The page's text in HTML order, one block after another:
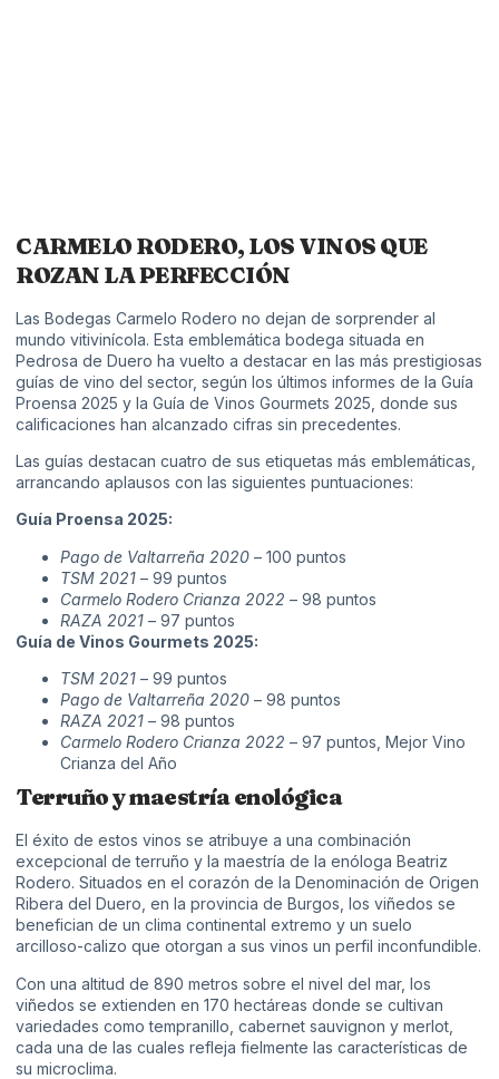
CARMELO RODERO, LOS VINOS QUE
ROZAN LA PERFECCIÓN
Las Bodegas Carmelo Rodero no dejan de sorprender al
mundo vitivinícola. Esta emblemática bodega situada en
Pedrosa de Duero ha vuelto a destacar en las más prestigiosas
guías de vino del sector, según los últimos informes de la Guía
Proensa 2025 y la Guía de Vinos Gourmets 2025, donde sus
calificaciones han alcanzado cifras sin precedentes.
Las guías destacan cuatro de sus etiquetas más emblemáticas,
arrancando aplausos con las siguientes puntuaciones:
Guía Proensa 2025:
Pago de Valtarreña 2020 – 100 puntos
TSM 2021 – 99 puntos
Carmelo Rodero Crianza 2022 – 98 puntos
RAZA 2021 – 97 puntos
Guía de Vinos Gourmets 2025:
TSM 2021 – 99 puntos
Pago de Valtarreña 2020 – 98 puntos
RAZA 2021 – 98 puntos
Carmelo Rodero Crianza 2022 – 97 puntos, Mejor Vino
Crianza del Año
Terruño y maestría enológica
El éxito de estos vinos se atribuye a una combinación
excepcional de terruño y la maestría de la enóloga Beatriz
Rodero. Situados en el corazón de la Denominación de Origen
Ribera del Duero, en la provincia de Burgos, los viñedos se
benefician de un clima continental extremo y un suelo
arcilloso-calizo que otorgan a sus vinos un perfil inconfundible.
Con una altitud de 890 metros sobre el nivel del mar, los
viñedos se extienden en 170 hectáreas donde se cultivan
variedades como tempranillo, cabernet sauvignon y merlot,
cada una de las cuales refleja fielmente las características de
su microclima.